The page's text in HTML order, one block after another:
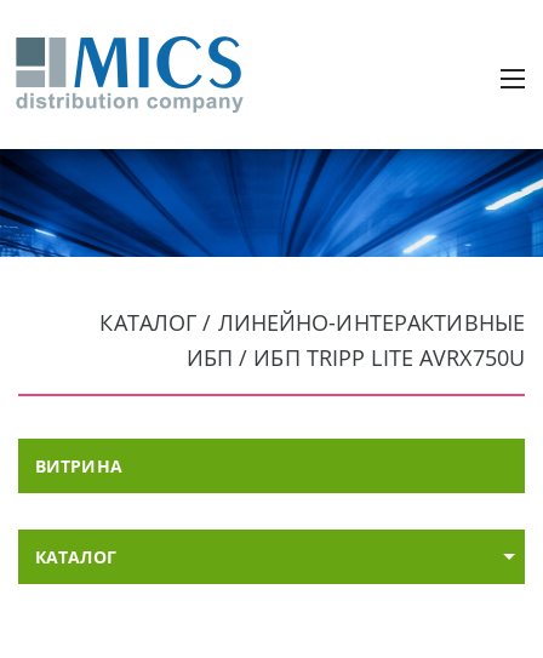
КАТАЛОГ / ЛИНЕЙНО-ИНТЕРАКТИВНЫЕ
ИБП / ИБП TRIPP LITE AVRX750U
ВИТРИНА
КАТАЛОГ